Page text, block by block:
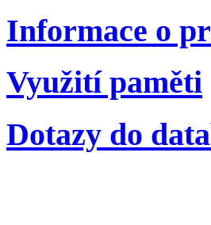
Informace o
Využití paměti
Dotazy do